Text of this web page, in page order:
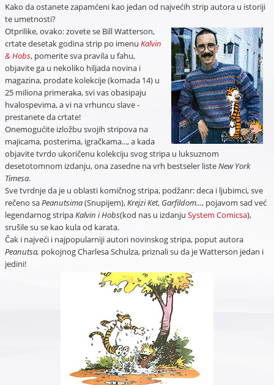
Kako da ostanete zapamćeni kao jedan od najvećih strip autora u istoriji
te umetnosti?
Otprilike, ovako: zovete se Bill Watterson,
crtate desetak godina strip po imenu Kalvin
& Hobs, pomerite sva pravila u fahu,
objavite ga u nekoliko hiljada novina i
magazina, prodate kolekcije (komada 14) u
25 miliona primeraka, svi vas obasipaju
hvalospevima, a vi na vrhuncu slave -
prestanete da crtate!
Onemogućite izložbu svojih stripova na
majicama, posterima, igračkama..., a kada
objavite tvrdo ukoričenu kolekciju svog stripa u luksuznom
desetotomnom izdanju, ona zasedne na vrh bestseler listeNew York
Timesa.
Sve tvrdnje da je u oblasti komičnog stripa, podžanr: deca i ljubimci, sve
rečeno saPeanutsima(Snupijem),Krejzi Ket, Garfildom..., pojavom sad već
legendarnog stripaKalvin i Hobs(kod nas u izdanju System Comicsa),
srušile su se kao kula od karata.
Čak i najveći i najpopularniji autori novinskog stripa, poput autora
Peanutsa, pokojnog Charlesa Schulza, priznali su da je Watterson jedan i
jedini!